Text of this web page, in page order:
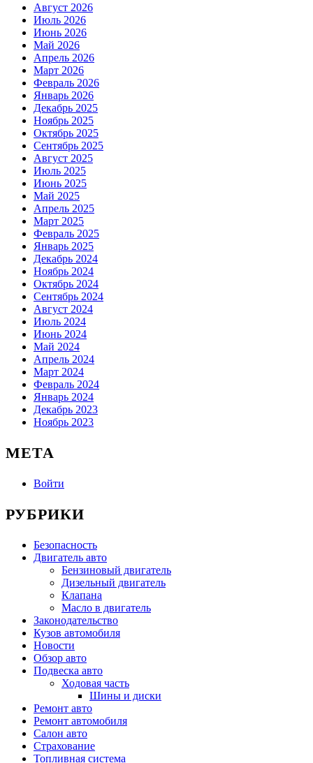
Август 2026
Июль 2026
Июнь 2026
Май 2026
Апрель 2026
Март 2026
Февраль 2026
Январь 2026
Декабрь 2025
Ноябрь 2025
Октябрь 2025
Сентябрь 2025
Август 2025
Июль 2025
Июнь 2025
Май 2025
Апрель 2025
Март 2025
Февраль 2025
Январь 2025
Декабрь 2024
Ноябрь 2024
Октябрь 2024
Сентябрь 2024
Август 2024
Июль 2024
Июнь 2024
Май 2024
Апрель 2024
Март 2024
Февраль 2024
Январь 2024
Декабрь 2023
Ноябрь 2023
МЕТА
Войти
РУБРИКИ
Безопасность
Двигатель авто
Бензиновый двигатель
Дизельный двигатель
Клапана
Масло в двигатель
Законодательство
Кузов автомобиля
Новости
Обзор авто
Подвеска авто
Ходовая часть
Шины и диски
Ремонт авто
Ремонт автомобиля
Салон авто
Страхование
Топливная система